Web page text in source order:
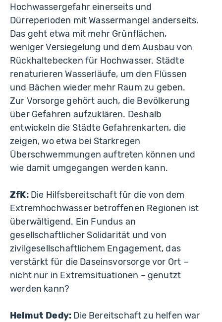
Hochwassergefahr einerseits und
Dürreperioden mit Wassermangel anderseits.
Das geht etwa mit mehr Grünflächen,
weniger Versiegelung und dem Ausbau von
Rückhaltebecken für Hochwasser. Städte
renaturieren Wasserläufe, um den Flüssen
und Bächen wieder mehr Raum zu geben.
Zur Vorsorge gehört auch, die Bevölkerung
über Gefahren aufzuklären. Deshalb
entwickeln die Städte Gefahrenkarten, die
zeigen, wo etwa bei Starkregen
Überschwemmungen auftreten können und
wie damit umgegangen werden kann.
ZfK: Die Hilfsbereitschaft für die von dem
Extremhochwasser betroffenen Regionen ist
überwältigend. Ein Fundus an
gesellschaftlicher Solidarität und von
zivilgesellschaftlichem Engagement, das
verstärkt für die Daseinsvorsorge vor Ort –
nicht nur in Extremsituationen – genutzt
werden kann?
Helmut Dedy: Die Bereitschaft zu helfen war